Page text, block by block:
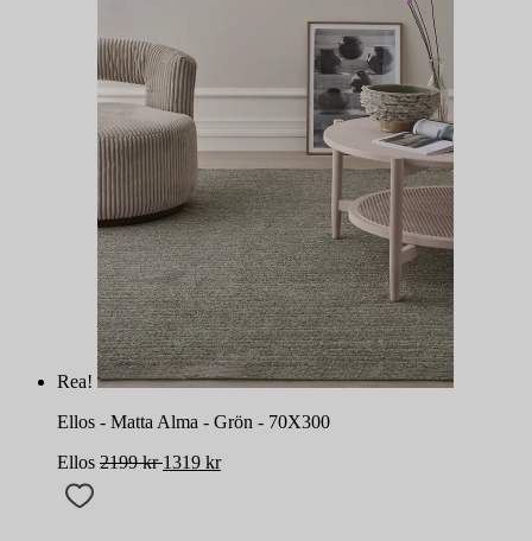
Rea!
Ellos - Matta Alma - Grön - 70X300
Ellos 2199kr 1319 kr